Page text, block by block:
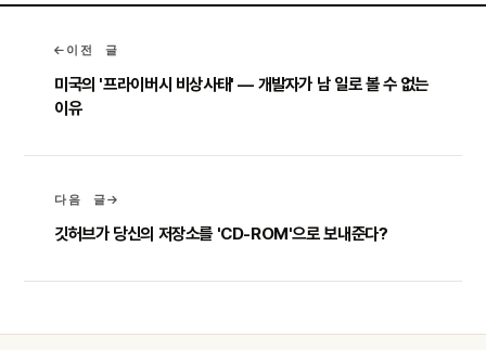
이전 글
미국의 '프라이버시 비상사태' — 개발자가 남 일로 볼 수 없는
이유
다음 글
깃허브가 당신의 저장소를 'CD-ROM'으로 보내준다?